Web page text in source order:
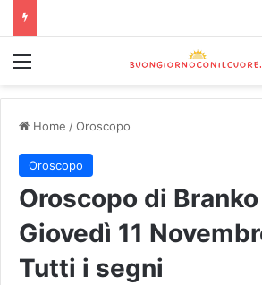
Home /Oroscopo
Oroscopo
Oroscopo di
Giovedì 11
Tutti i segni